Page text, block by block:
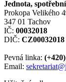
Jednota,
Prokopa Velikého
347 01 Tachov
IČ: 00032018
DIČ: CZ00032018
Pevná linka:
Email: